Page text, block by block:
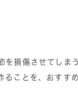
を損傷させてしま
ことを、おすすめ